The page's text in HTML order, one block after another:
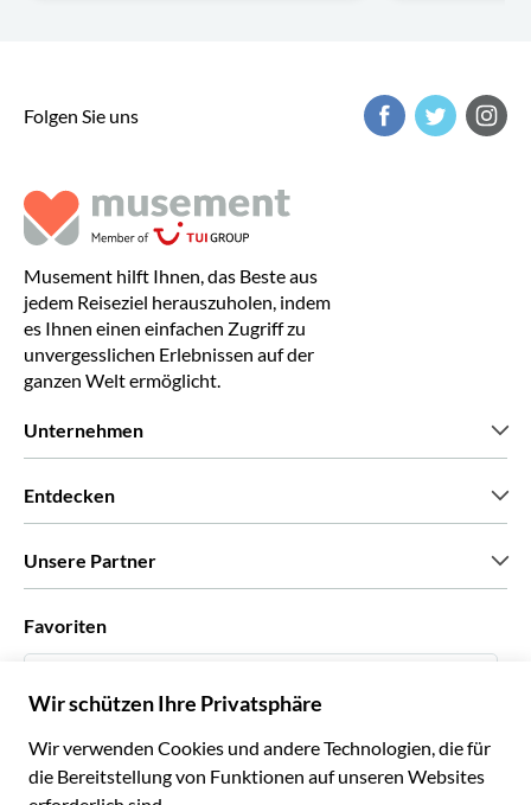
Folgen Sie uns
Musement hilft Ihnen, das Beste aus
jedem Reiseziel herauszuholen, indem
es Ihnen einen einfachen Zugriff zu
unvergesslichen Erlebnissen auf der
ganzen Welt ermöglicht.
Unternehmen
Entdecken
Unsere Partner
Reiseagenturen
Werden Sie Anbieter
Become a Distribution Partner
Favoriten
Deutsch
Italiano
Français
€ Euro